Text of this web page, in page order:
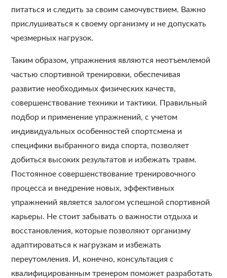
питаться и следить за своим самочувствием. Важно
прислушиваться к своему организму и не допускать
чрезмерных нагрузок.
Таким образом, упражнения являются неотъемлемой
частью спортивной тренировки, обеспечивая
развитие необходимых физических качеств,
совершенствование техники и тактики. Правильный
подбор и применение упражнений, с учетом
индивидуальных особенностей спортсмена и
специфики выбранного вида спорта, позволяет
добиться высоких результатов и избежать травм.
Постоянное совершенствование тренировочного
процесса и внедрение новых, эффективных
упражнений является залогом успешной спортивной
карьеры. Не стоит забывать о важности отдыха и
восстановления, которые позволяют организму
адаптироваться к нагрузкам и избежать
переутомления. И, конечно, консультация с
квалифицированным тренером поможет разработать